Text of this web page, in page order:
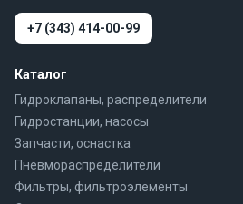
+7 (343) 414-00-99
Каталог
Гидроклапаны, распределители
Гидростанции, насосы
Запчасти, оснастка
Пневмораспределители
Фильтры, фильтроэлементы